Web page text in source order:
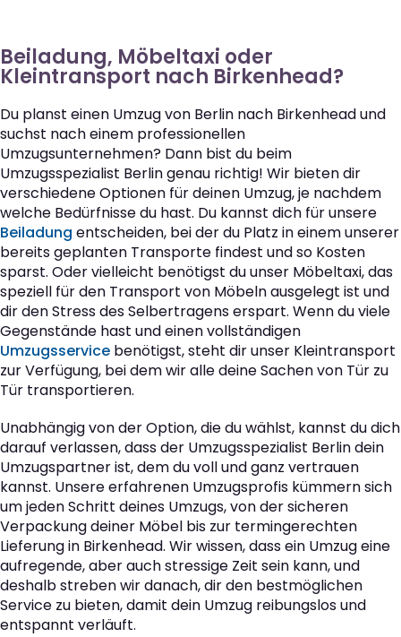
Beiladung, Möbeltaxi oder
Kleintransport nach Birkenhead?
Du planst einen Umzug von Berlin nach Birkenhead und
suchst nach einem professionellen
Umzugsunternehmen? Dann bist du beim
Umzugsspezialist Berlin genau richtig! Wir bieten dir
verschiedene Optionen für deinen Umzug, je nachdem
welche Bedürfnisse du hast. Du kannst dich für unsere
Beiladung entscheiden, bei der du Platz in einem unserer
bereits geplanten Transporte findest und so Kosten
sparst. Oder vielleicht benötigst du unser Möbeltaxi, das
speziell für den Transport von Möbeln ausgelegt ist und
dir den Stress des Selbertragens erspart. Wenn du viele
Gegenstände hast und einen vollständigen
Umzugsservice benötigst, steht dir unser Kleintransport
zur Verfügung, bei dem wir alle deine Sachen von Tür zu
Tür transportieren.
Unabhängig von der Option, die du wählst, kannst du dich
darauf verlassen, dass der Umzugsspezialist Berlin dein
Umzugspartner ist, dem du voll und ganz vertrauen
kannst. Unsere erfahrenen Umzugsprofis kümmern sich
um jeden Schritt deines Umzugs, von der sicheren
Verpackung deiner Möbel bis zur termingerechten
Lieferung in Birkenhead. Wir wissen, dass ein Umzug eine
aufregende, aber auch stressige Zeit sein kann, und
deshalb streben wir danach, dir den bestmöglichen
Service zu bieten, damit dein Umzug reibungslos und
entspannt verläuft.